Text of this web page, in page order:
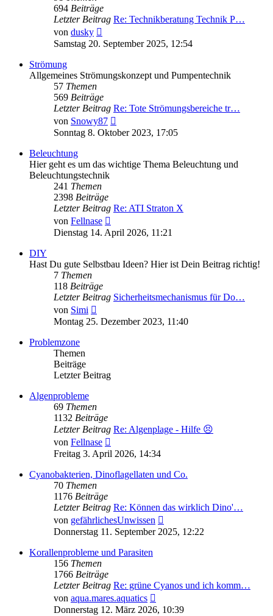
694 Beiträge
Letzter Beitrag Re: Technikberatung Technik P…
von dusky
Beitrag
Samstag 20. September 2025, 12:54
Strömung
Allgemeines Strömungskonzept und Pumpentechnik
57 Themen
569 Beiträge
Letzter Beitrag Re: Tote Strömungsbereiche tr…
von Snowy87
Beitrag
Sonntag 8. Oktober 2023, 17:05
Beleuchtung
Hier geht es um das wichtige Thema Beleuchtung und
Beleuchtungstechnik
241 Themen
2398 Beiträge
Letzter Beitrag Re: ATI Straton X
von Fellnase
Beitrag
Dienstag 14. April 2026, 11:21
DIY
Hast Du gute Selbstbau Ideen? Hier ist Dein Beitrag richtig!
7 Themen
118 Beiträge
Letzter Beitrag Sicherheitsmechanismus für Do…
von Simi
Beitrag
Montag 25. Dezember 2023, 11:40
Problemzone
Themen
Beiträge
Letzter Beitrag
Algenprobleme
69 Themen
1132 Beiträge
Letzter Beitrag Re: Algenplage - Hilfe 😣
von Fellnase
Beitrag
Freitag 3. April 2026, 14:34
Cyanobakterien, Dinoflagellaten und Co.
70 Themen
1176 Beiträge
Letzter Beitrag Re: Können das wirklich Dino'…
von gefährlichesUnwissen
Beitrag
Donnerstag 11. September 2025, 12:22
Korallenprobleme und Parasiten
156 Themen
1766 Beiträge
Letzter Beitrag Re: grüne Cyanos und ich komm…
von aqua.mares.aquatics
Beitrag
Donnerstag 12. März 2026, 10:39